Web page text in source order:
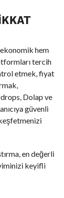
hem
tercih
etmek, fiyat
Dolap ve
güvenli
en değerli
keyifli